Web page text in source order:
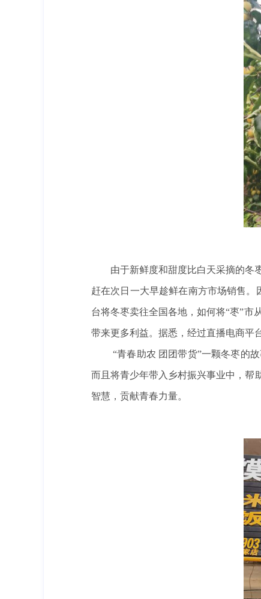
由于新鲜度和甜度比白天采摘的冬
赶在次日一大早趁鲜在南方市场销售
台将冬枣卖往全国各地，如何将“枣”
带来更多利益。据悉，经过直播电商平
“青春助农 团团带货”一颗冬枣的
而且将青少年带入乡村振兴事业中，帮
智慧，贡献青春力量。